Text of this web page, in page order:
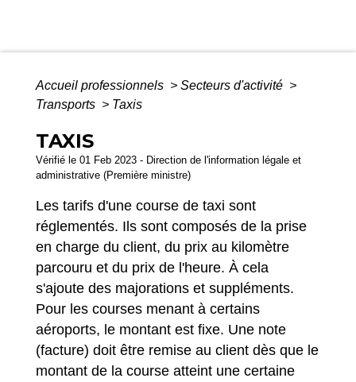
Accueil professionnels > Secteurs d'activité >
Transports > Taxis
TAXIS
Vérifié le 01 Feb 2023 - Direction de l'information légale et
administrative (Première ministre)
Les tarifs d'une course de taxi sont
réglementés. Ils sont composés de la prise
en charge du client, du prix au kilomètre
parcouru et du prix de l'heure. À cela
s'ajoute des majorations et suppléments.
Pour les courses menant à certains
aéroports, le montant est fixe. Une note
(facture) doit être remise au client dès que le
montant de la course atteint une certaine